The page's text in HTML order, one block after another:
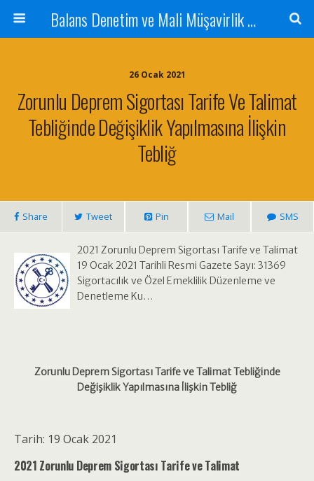
Balans Denetim ve Mali Müşavirlik Hizmetleri
26 Ocak 2021
Zorunlu Deprem Sigortası Tarife Ve Talimat
Tebliğinde Değişiklik Yapılmasına İlişkin
Tebliğ
Share Tweet Pin Mail SMS
2021 Zorunlu Deprem Sigortası Tarife ve Talimat
19 Ocak 2021 Tarihli Resmi Gazete Sayı: 31369
Sigortacılık ve Özel Emeklilik Düzenleme ve
Denetleme Ku…
Zorunlu Deprem Sigortası Tarife ve Talimat Tebliğinde
Değişiklik Yapılmasına İlişkin Tebliğ
Tarih: 19 Ocak 2021
2021 Zorunlu Deprem Sigortası Tarife ve Talimat